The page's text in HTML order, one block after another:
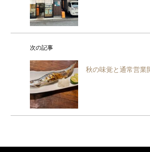
次の記事
秋の味覚と通常営業